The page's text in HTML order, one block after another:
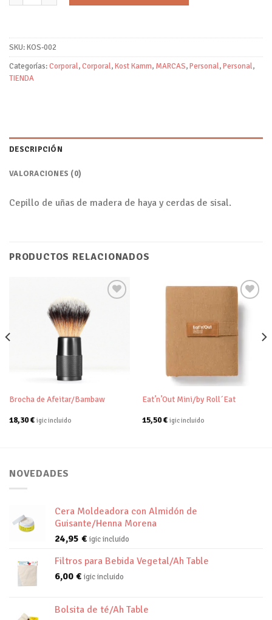
SKU:KOS-002
Categorías:Corporal,Corporal,Kost Kamm, MARCAS,Personal,Personal,
TIENDA
DESCRIPCIÓN
VALORACIONES (0)
Cepillo de uñas de madera de haya y cerdas de sisal.
PRODUCTOS RELACIONADOS
Brocha de Afeitar/Bambaw
18,30€ igic incluido
Añadir
Eat’n’Out Mini/by Roll´Eat
15,50€ igic incluido
NOVEDADES
Cera Moldeadora con Almidón de
Guisante/Henna Morena
24,95 € igic incluido
Filtros para Bebida Vegetal/Ah Table
6,00 € igic incluido
Bolsita de té/Ah Table